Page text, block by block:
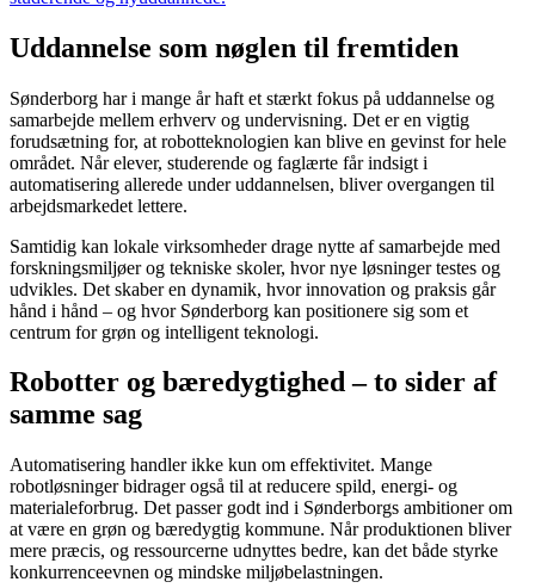
Uddannelse som nøglen til fremtiden
Sønderborg har i mange år haft et stærkt fokus på uddannelse og
samarbejde mellem erhverv og undervisning. Det er en vigtig
forudsætning for, at robotteknologien kan blive en gevinst for hele
området. Når elever, studerende og faglærte får indsigt i
automatisering allerede under uddannelsen, bliver overgangen til
arbejdsmarkedet lettere.
Samtidig kan lokale virksomheder drage nytte af samarbejde med
forskningsmiljøer og tekniske skoler, hvor nye løsninger testes og
udvikles. Det skaber en dynamik, hvor innovation og praksis går
hånd i hånd – og hvor Sønderborg kan positionere sig som et
centrum for grøn og intelligent teknologi.
Robotter og bæredygtighed – to sider af
samme sag
Automatisering handler ikke kun om effektivitet. Mange
robotløsninger bidrager også til at reducere spild, energi- og
materialeforbrug. Det passer godt ind i Sønderborgs ambitioner om
at være en grøn og bæredygtig kommune. Når produktionen bliver
mere præcis, og ressourcerne udnyttes bedre, kan det både styrke
konkurrenceevnen og mindske miljøbelastningen.